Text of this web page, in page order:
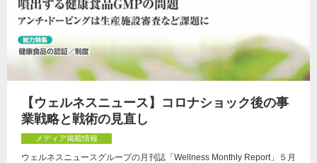
【ウェルネスニュース】コロナショック後の事
業戦略と戦術の見直し
メディア掲載情報
ウェルネスニュースグループの月刊誌「Wellness Monthly Report」５月